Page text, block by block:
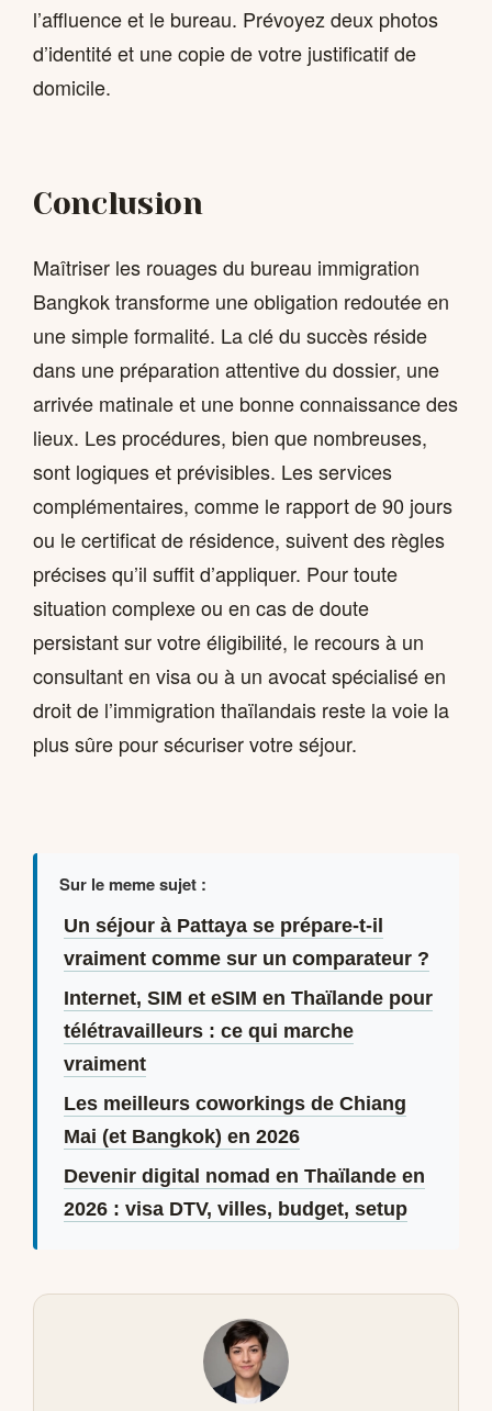
l’affluence et le bureau. Prévoyez deux photos
d’identité et une copie de votre justificatif de
domicile.
Conclusion
Maîtriser les rouages du bureau immigration
Bangkok transforme une obligation redoutée en
une simple formalité. La clé du succès réside
dans une préparation attentive du dossier, une
arrivée matinale et une bonne connaissance des
lieux. Les procédures, bien que nombreuses,
sont logiques et prévisibles. Les services
complémentaires, comme le rapport de 90 jours
ou le certificat de résidence, suivent des règles
précises qu’il suffit d’appliquer. Pour toute
situation complexe ou en cas de doute
persistant sur votre éligibilité, le recours à un
consultant en visa ou à un avocat spécialisé en
droit de l’immigration thaïlandais reste la voie la
plus sûre pour sécuriser votre séjour.
Sur le meme sujet :
Un séjour à Pattaya se prépare-t-il
vraiment comme sur un comparateur ?
Internet, SIM et eSIM en Thaïlande pour
télétravailleurs : ce qui marche
vraiment
Les meilleurs coworkings de Chiang
Mai (et Bangkok) en 2026
Devenir digital nomad en Thaïlande en
2026 : visa DTV, villes, budget, setup